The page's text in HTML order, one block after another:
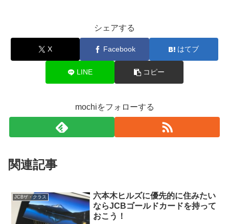
シェアする
X Facebook はてブ
LINE コピー
mochiをフォローする
関連記事
JCBザ・クラス
六本木ヒルズに優先的に住みたい
ならJCBゴールドカードを持って
おこう！